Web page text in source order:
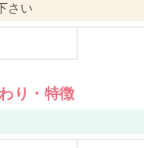
さい
り・特徴